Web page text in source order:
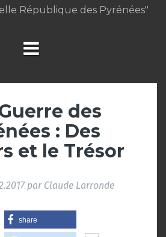
République des Pyrénées"
des
: Des
et le Trésor
par Claude Larronde
share